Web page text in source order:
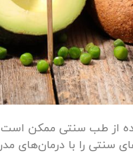
از طب سنتی ممکن است
سنتی را با درمان‌های